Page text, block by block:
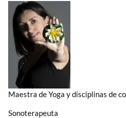
Maestra de Yoga y disciplinas de
Sonoterapeuta